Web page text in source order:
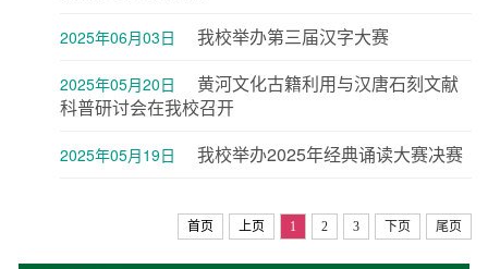
2025年06月03日 我校举办第三届汉字大赛
2025年05月20日
黄河文化古籍利用与汉唐石刻文献
科普研讨会在我校召开
2025年05月19日 我校举办2025年经典诵读大赛决赛
首页 上页 1 2 3 下页 尾页